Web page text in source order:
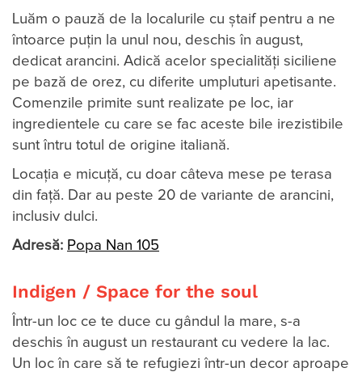
Luăm o pauză de la localurile cu ştaif pentru a ne
întoarce puţin la unul nou, deschis în august,
dedicat arancini. Adică acelor specialităţi siciliene
pe bază de orez, cu diferite umpluturi apetisante.
Comenzile primite sunt realizate pe loc, iar
ingredientele cu care se fac aceste bile irezistibile
sunt întru totul de origine italiană.
Locația e micuță, cu doar câteva mese pe terasa
din față. Dar au peste 20 de variante de arancini,
inclusiv dulci.
Adresă: Popa Nan 105
Indigen / Space for the soul
Într-un loc ce te duce cu gândul la mare, s-a
deschis în august un restaurant cu vedere la lac.
Un loc în care să te refugiezi într-un decor aproape